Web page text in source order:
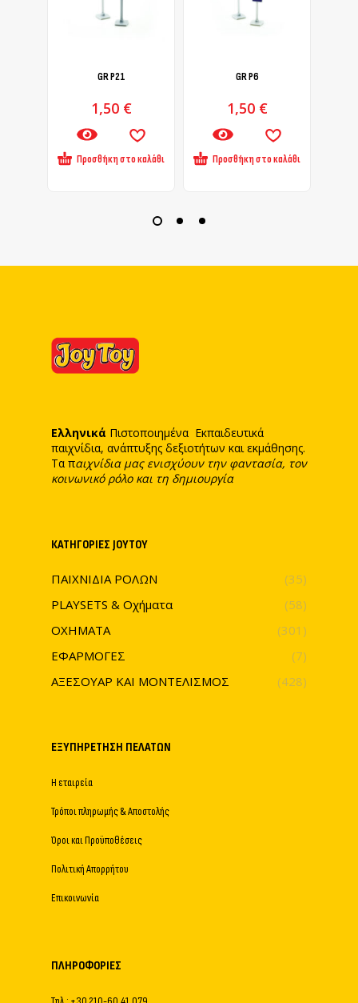
GR Ρ21
1,50 €
Προσθήκη στο καλάθι
GR Ρ6
1,50 €
Προσθήκη στο καλάθι
Ελληνικά Πιστοποιημένα Εκπαιδευτικά
παιχνίδια, ανάπτυξης δεξιοτήτων και εκμάθησης.
Τα παιχνίδια μας ενισχύουν την φαντασία, τον
κοινωνικό ρόλο και τη δημιουργία
ΚΑΤΗΓΟΡΊΕΣ JOYTOY
ΠΑΙΧΝΙΔΙΑ ΡΟΛΩΝ
(35)
PLAYSETS & Οχήματα
(58)
ΟΧΗΜΑΤΑ
(301)
ΕΦΑΡΜΟΓΕΣ
(7)
ΑΞΕΣΟΥΑΡ ΚΑΙ ΜΟΝΤΕΛΙΣΜΟΣ
(428)
ΕΞΥΠΗΡΈΤΗΣΗ ΠΕΛΑΤΏΝ
Η εταιρεία
Τρόποι πληρωμής & Αποστολής
Όροι και Προϋποθέσεις
Πολιτική Απορρήτου
Επικοινωνία
ΠΛΗΡΟΦΟΡΊΕΣ